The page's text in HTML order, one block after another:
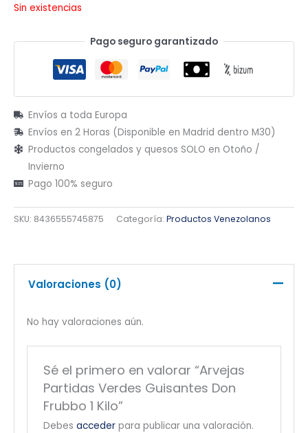
Sin existencias
Pago seguro garantizado
Envíos a toda Europa
Envíos en 2 Horas (Disponible en Madrid dentro M30)
Productos congelados y quesos SOLO en Otoño /
Invierno
Pago 100% seguro
SKU: 8436555745875 Categoría: Productos Venezolanos
Valoraciones (0)
No hay valoraciones aún.
Sé el primero en valorar “Arvejas
Partidas Verdes Guisantes Don
Frubbo 1 Kilo”
Debes accederpara publicar una valoración.